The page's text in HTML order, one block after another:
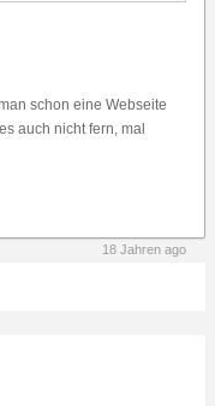
schon eine Webseite
auch nicht fern, mal
18 Jahren ago